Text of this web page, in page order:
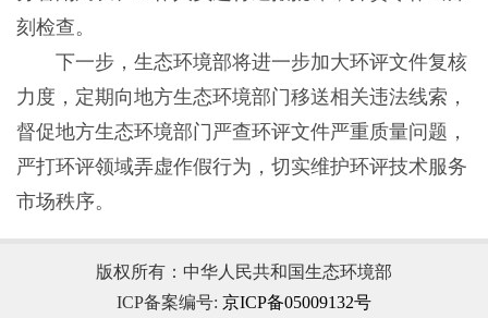
刻检查。
下一步，生态环境部将进一步加大环评文件复核
力度，定期向地方生态环境部门移送相关违法线索，
督促地方生态环境部门严查环评文件严重质量问题，
严打环评领域弄虚作假行为，切实维护环评技术服务
市场秩序。
版权所有：中华人民共和国生态环境部
ICP备案编号: 京ICP备05009132号